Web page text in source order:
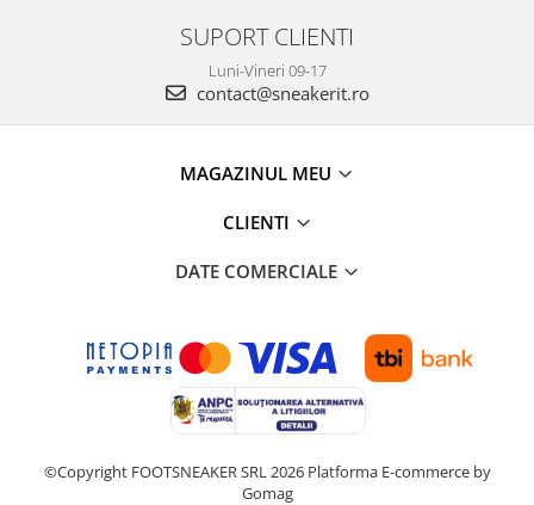
SUPORT CLIENTI
Luni-Vineri 09-17
contact@sneakerit.ro
MAGAZINUL MEU
CLIENTI
DATE COMERCIALE
©Copyright FOOTSNEAKER SRL 2026 Platforma E-commerce by
Gomag